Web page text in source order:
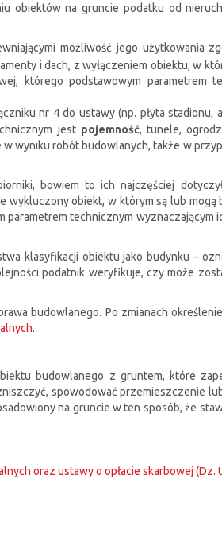
obiektów na gruncie podatku od
możliwość jego użytkowania
i dach, z wyłączeniem obiektu, w
którego podstawowym parametrem
nr 4 do ustawy (np. płyta stadionu,
jest pojemność, tunele,
wyniku robót budowlanych, także w
bowiem to ich najczęściej
obiekt, w którym są lub mogą
parametrem technicznym
klasyfikacji obiektu jako budynku –
podatnik weryfikuje, czy może
budowlanego. Po zmianach
.
budowlanego z gruntem, które
spowodować przemieszczenie
na gruncie w ten sposób, że
oraz ustawy o opłacie skarbowej (Dz.